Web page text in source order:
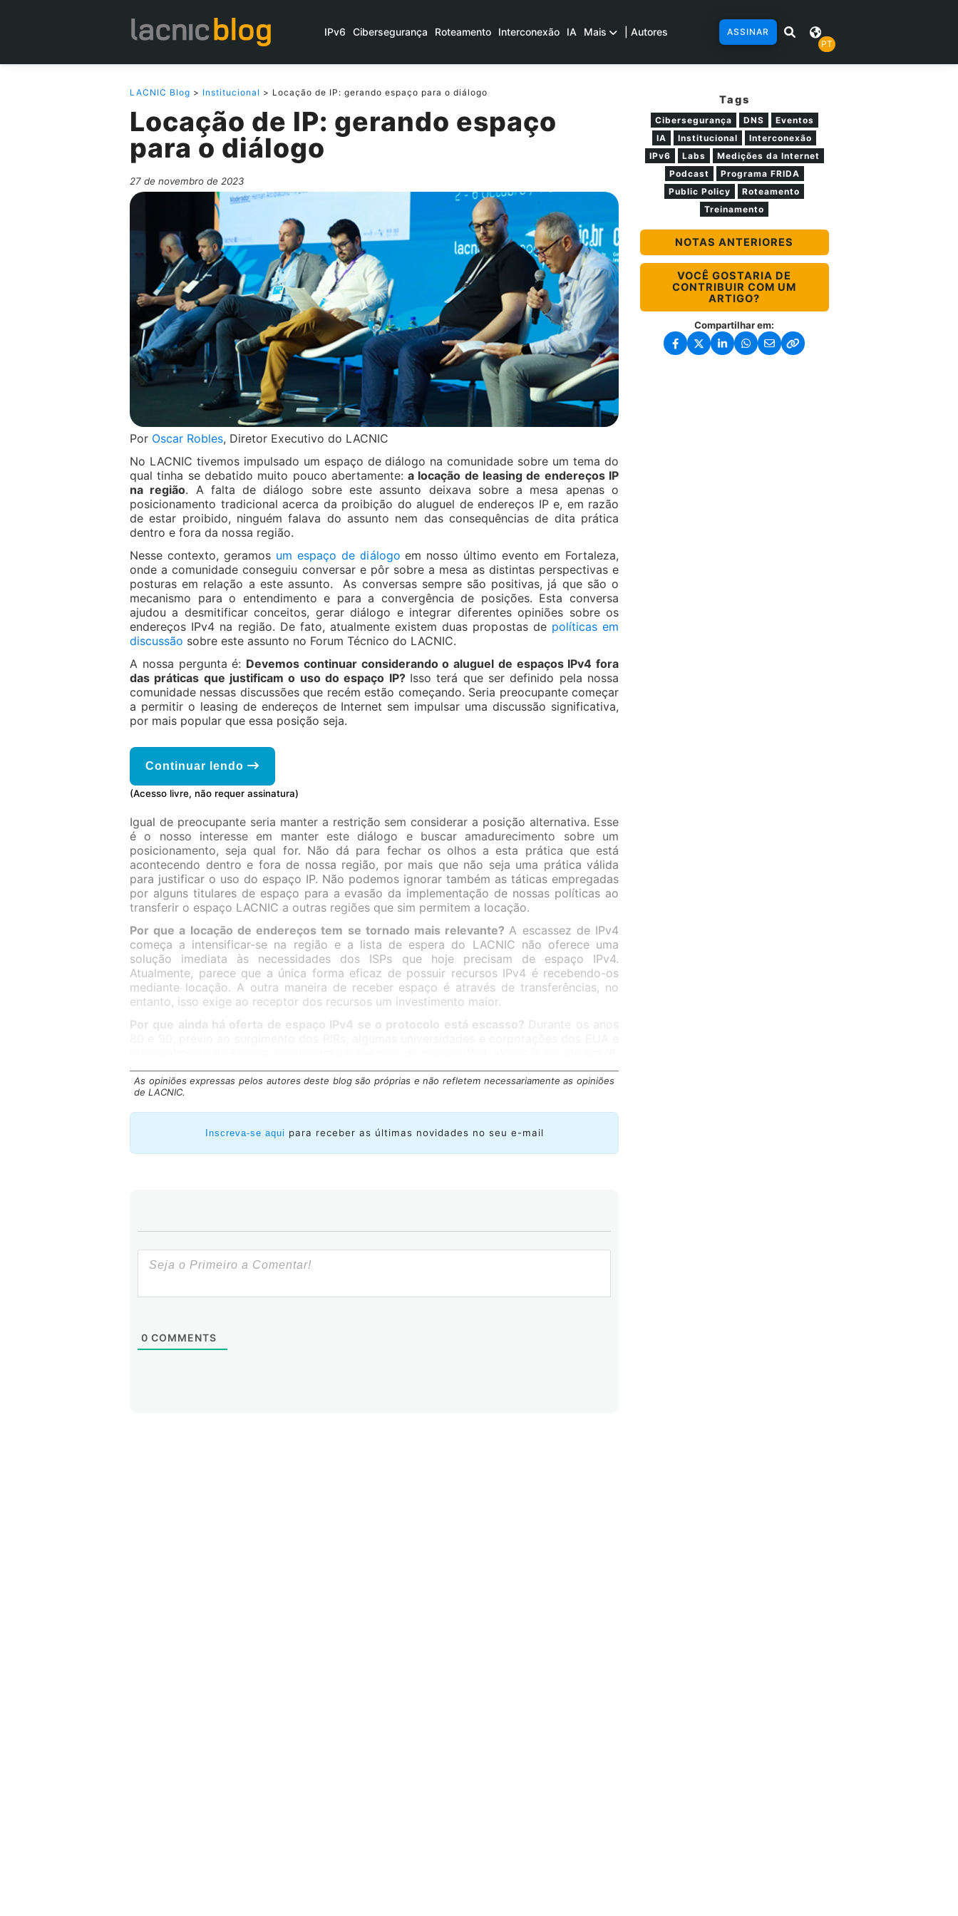
IPv6 Cibersegurança Roteamento Interconexão IA Mais | Autores
ASSINAR
PT
LACNIC Blog > Institucional > Locação de IP: gerando espaço para o diálogo
Locação de IP: gerando espaço
para o diálogo
27 de novembro de 2023
Por Oscar Robles, Diretor Executivo do LACNIC
No LACNIC tivemos impulsado um espaço de diálogo na comunidade sobre um tema do
qual tinha se debatido muito pouco abertamente:a locação de leasing de endereços IP
na região. A falta de diálogo sobre este assunto deixava sobre a mesa apenas o
posicionamento tradicional acerca da proibição do aluguel de endereços IP e, em razão
de estar proibido, ninguém falava do assunto nem das consequências de dita prática
dentro e fora da nossa região.
Nesse contexto, geramos um espaço de diálogo em nosso último evento em Fortaleza,
onde a comunidade conseguiu conversar e pôr sobre a mesa as distintas perspectivas e
posturas em relação a este assunto. As conversas sempre são positivas, já que são o
mecanismo para o entendimento e para a convergência de posições. Esta conversa
ajudou a desmitificar conceitos, gerar diálogo e integrar diferentes opiniões sobre os
endereços IPv4 na região. De fato, atualmente existem duas propostas de políticas em
discussão sobre este assunto no Forum Técnico do LACNIC.
A nossa pergunta é: Devemos continuar considerando o aluguel de espaços IPv4 fora
das práticas que justificam o uso do espaço IP? Isso terá que ser definido pela nossa
comunidade nessas discussões que recém estão começando. Seria preocupante começar
a permitir o leasing de endereços de Internet sem impulsar uma discussão significativa,
por mais popular que essa posição seja.
Continuar lendo
(Acesso livre, não requer assinatura)
Igual de preocupante seria manter a restrição sem considerar a posição alternativa. Esse
é o nosso interesse em manter este diálogo e buscar amadurecimento sobre um
posicionamento, seja qual for. Não dá para fechar os olhos a esta prática que está
acontecendo dentro e fora de nossa região, por mais que não seja uma prática válida
para justificar o uso do espaço IP. Não podemos ignorar também as táticas empregadas
por alguns titulares de espaço para a evasão da implementação de nossas políticas ao
transferir o espaço LACNIC a outras regiões que sim permitem a locação.
Por que a locação de endereços tem se tornado mais relevante?A escassez de IPv4
começa a intensificar-se na região e a lista de espera do LACNIC não oferece uma
solução imediata às necessidades dos ISPs que hoje precisam de espaço IPv4.
Atualmente, parece que a única forma eficaz de possuir recursos IPv4 é recebendo-os
mediante locação. A outra maneira de receber espaço é através de transferências, no
entanto, isso exige ao receptor dos recursos um investimento maior.
Por que ainda há oferta de espaço IPv4 se o protocolo está escasso? Durante os anos
equivalente a 16 milhões de endereços IP, que nunca aproveitaram 100%.
As opiniões expressas pelos autores deste blog são próprias e não refletem necessariamente as opiniões
de LACNIC.
Inscreva-se aqui para receber as últimas novidades no seu e-mail
0 COMMENTS
Tags
Cibersegurança DNS
Eventos
IA
Institucional
Interconexão
IPv6
Labs
Medições da Internet
Podcast
Programa FRIDA
Public Policy
Roteamento
Treinamento
NOTAS ANTERIORES
VOCÊ GOSTARIA DE
CONTRIBUIR COM UM
ARTIGO?
Compartilhar em: